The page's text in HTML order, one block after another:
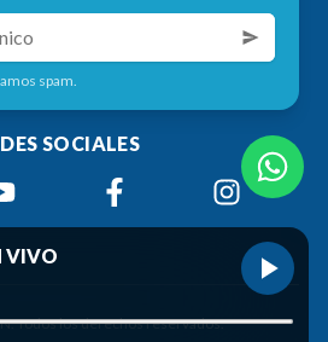
spam.
SOCIALES
Todos los derechos reservados.
VIVO